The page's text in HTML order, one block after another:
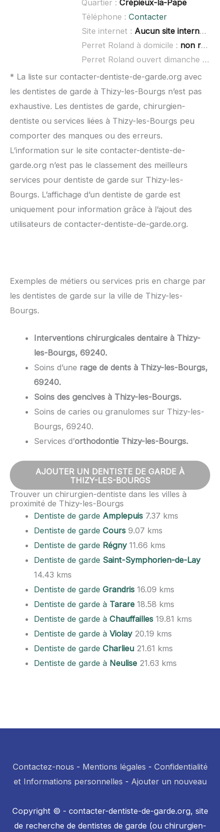
Quartier : Crépieux-la-Pape
Téléphone : Contacter
Site internet : Aucun site internet connu
Perret Roland à domicile : non renseigné
Perret Roland ouvert dimanche :
* La liste sur contacter-dentiste-de-garde.org avec
les dentistes de garde à Thizy-les-Bourgs n’est pas
exhaustive. Les dentistes de garde, chirurgien-
dentiste ou services liées à Thizy-les-Bourgs peu
comporter des manques ou des erreurs.
L’information sur le site contacter-dentiste-de-
garde.org n’est pas le classement des meilleurs
services pour dentiste de garde sur Thizy-les-
Bourgs. L’affichage d’un dentiste de garde est
uniquement pour information grâce à l’ajout des
utilisateurs de contacter-dentiste-de-garde.org.
Exemples de métiers ou services pris en charge par
les dentistes de garde sur la ville de Thizy-les-
Bourgs.
Interventions chirurgicales dentaire à Thizy-
les-Bourgs, 69240.
Soins d’une rage de dents à Thizy-les-Bourgs,
69240.
Soins des gencives à Thizy-les-Bourgs.
Soins de caries ou granulomes sur Thizy-les-
Bourgs, 69240.
Services d’orthodontie Thizy-les-Bourgs.
AJOUTER UN DENTISTE DE GARDE À
THIZY-LES-BOURGS
Trouver un chirurgien-dentiste dans les villes à
proximité de Thizy-les-Bourgs
Dentiste de gardeAmplepuis 7.37 kms
Dentiste de gardeCours 9.07 kms
Dentiste de garde Régny11.66 kms
Dentiste de garde Saint-Symphorien-de-Lay
14.43 kms
Dentiste de gardeGrandris 16.09 kms
Dentiste de garde à Tarare 18.58 kms
Dentiste de garde àChauffailles 19.81 kms
Dentiste de garde àViolay20.19 kms
Dentiste de gardeCharlieu 21.61 kms
Dentiste de garde à Neulise 21.63 kms
Contactez-nous - Mentions légales - Confidentialité
et Informations personnelles - Ajouter un nouveau
Copyright © - contacter-dentiste-de-garde.org, site
de recherche de dentistes de garde (ou chirurgien-